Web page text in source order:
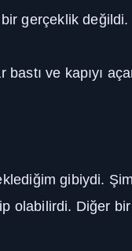
gerçeklik değildi.
bastı ve kapıyı
gibiydi.
olabilirdi. Diğer